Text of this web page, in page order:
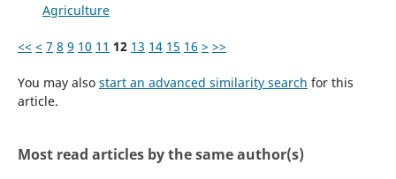
Agriculture
<< < 7 8 9 10 11 12 13 14 15 16 > >>
You may also start an advanced similarity search for this
article.
Most read articles by the same author(s)